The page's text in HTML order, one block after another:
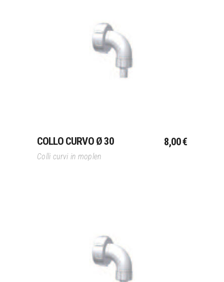
Aggiungi Al Carrello
COLLO CURVO Ø 30 8,00€
Colli curvi in moplen
Aggiungi Al Carrello